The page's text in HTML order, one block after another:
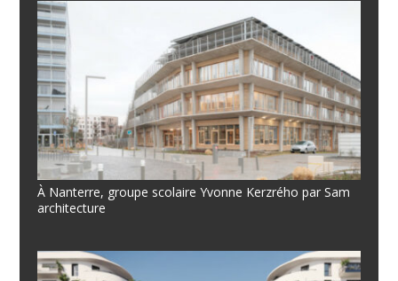
À Nanterre, groupe scolaire Yvonne Kerzrého par Sam
architecture